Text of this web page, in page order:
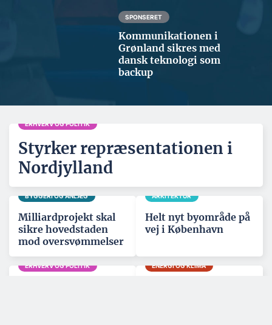
SPONSERET
Kommunikationen i
Grønland sikres med
dansk teknologi som
backup
ERHVERV OG POLITIK
Styrker repræsentationen i
Nordjylland
BYGGERI OG ANLÆG
Milliardprojekt skal
sikre hovedstaden
mod oversvømmelser
ARKITEKTUR
Helt nyt byområde på
vej i København
ERHVERV OG POLITIK ENERGI OG KLIMA